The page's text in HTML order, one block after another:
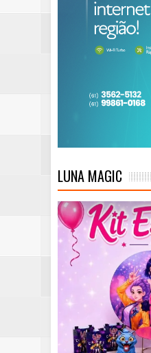
LUNA MAGIC